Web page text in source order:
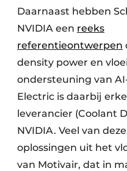
Daarnaast hebben
NVIDIA een reeks
referentieontwerpen
density power en
ondersteuning van
Electric is daarbij
leverancier (Coolant
NVIDIA. Veel van
oplossingen uit het
van Motivair, dat in